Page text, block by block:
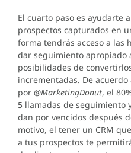
El cuarto paso es ayudarte
prospectos capturados en
forma tendrás acceso a las
dar seguimiento apropiado
posibilidades de
incrementadas. De
por @MarketingDonut, el
5 llamadas de seguimiento
dan por vencidos después
motivo, el tener un CRM
a tus prospectos te